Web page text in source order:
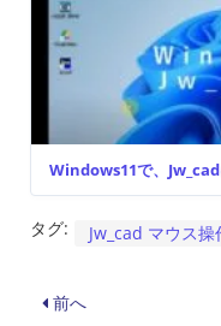
Windows11で、
タグ: Jw_cad マウス操
前へ